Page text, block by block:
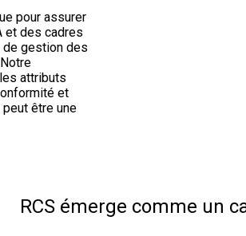
pour assurer
et des cadres
gestion des
attributs
et
être une
RCS émerge comme un